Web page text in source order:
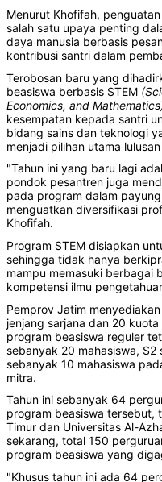
Menurut Khofifah,
salah satu upaya penting
daya manusia berbasis
kontribusi santri dalam
Terobosan baru yang
beasiswa berbasis STEM
Economics, and
kesempatan kepada santri
bidang sains dan teknologi
menjadi pilihan utama
"Tahun ini yang baru lagi
pondok pesantren juga
pada program dalam
menguatkan diversifikasi
Khofifah.
Program STEM disiapkan
sehingga tidak hanya
mampu memasuki berbagai
kompetensi ilmu
Pemprov Jatim
jenjang sarjana dan 20
program beasiswa reguler
sebanyak 20 mahasiswa, S2
sebanyak 10 mahasiswa
mitra.
Tahun ini sebanyak 64
program beasiswa tersebut,
Timur dan Universitas Al-
sekarang, total 150
program beasiswa yang
"Khusus tahun ini ada 64